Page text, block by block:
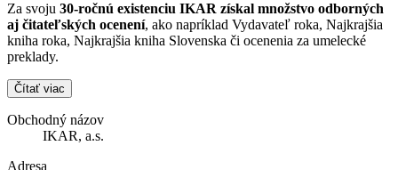
Za svoju 30-ročnú existenciu IKAR získal množstvo odborných
aj čitateľských ocenení, ako napríklad Vydavateľ roka, Najkrajšia
kniha roka, Najkrajšia kniha Slovenska či ocenenia za umelecké
preklady.
Čítať viac
Obchodný názov
IKAR, a.s.
Adresa